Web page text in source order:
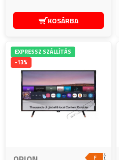
KOSÁRBA
EXPRESSZ SZÁLLÍTÁS
-13%